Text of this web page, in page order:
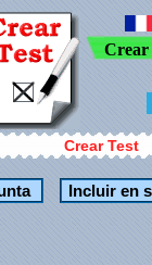
Crear
Crear Test